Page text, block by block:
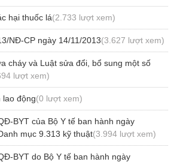
hại thuốc lá(2.733 lượt xem)
NĐ-CP ngày 14/11/2013(3.627 lượt xem)
cháy và Luật sửa đổi, bổ sung một số
lượt xem)
lao động(0 lượt xem)
BYT của Bộ Y tế ban hành ngày
mục 9.313 kỹ thuật(3.994 lượt xem)
BYT do Bộ Y tế ban hành ngày